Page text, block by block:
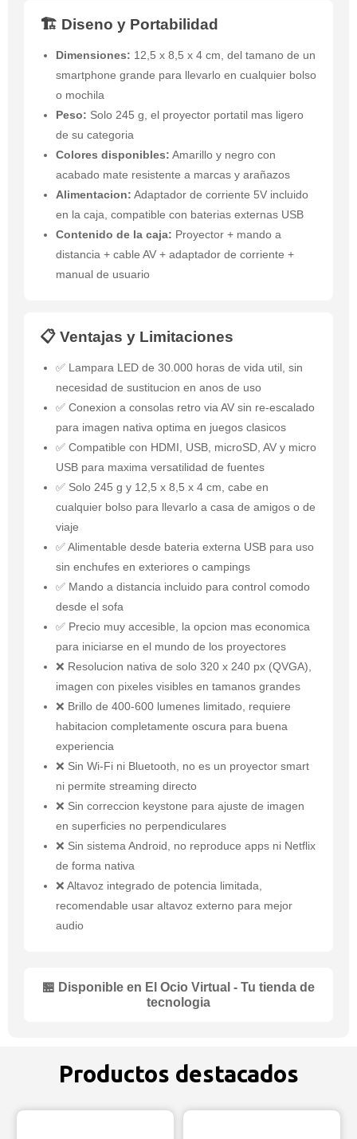
🏗️ Diseno y Portabilidad
Dimensiones: 12,5 x 8,5 x 4 cm, del tamano de un
smartphone grande para llevarlo en cualquier bolso
o mochila
Peso: Solo 245 g, el proyector portatil mas ligero
de su categoria
Colores disponibles: Amarillo y negro con
acabado mate resistente a marcas y arañazos
Alimentacion: Adaptador de corriente 5V incluido
en la caja, compatible con baterias externas USB
Contenido de la caja: Proyector + mando a
distancia + cable AV + adaptador de corriente +
manual de usuario
📋 Ventajas y Limitaciones
✅ Lampara LED de 30.000 horas de vida util, sin
necesidad de sustitucion en anos de uso
✅ Conexion a consolas retro via AV sin re-escalado
para imagen nativa optima en juegos clasicos
✅ Compatible con HDMI, USB, microSD, AV y micro
USB para maxima versatilidad de fuentes
✅ Solo 245 g y 12,5 x 8,5 x 4 cm, cabe en
cualquier bolso para llevarlo a casa de amigos o de
viaje
✅ Alimentable desde bateria externa USB para uso
sin enchufes en exteriores o campings
✅ Mando a distancia incluido para control comodo
desde el sofa
✅ Precio muy accesible, la opcion mas economica
para iniciarse en el mundo de los proyectores
❌ Resolucion nativa de solo 320 x 240 px (QVGA),
imagen con pixeles visibles en tamanos grandes
❌ Brillo de 400-600 lumenes limitado, requiere
habitacion completamente oscura para buena
experiencia
❌ Sin Wi-Fi ni Bluetooth, no es un proyector smart
ni permite streaming directo
❌ Sin correccion keystone para ajuste de imagen
en superficies no perpendiculares
❌ Sin sistema Android, no reproduce apps ni Netflix
de forma nativa
❌ Altavoz integrado de potencia limitada,
recomendable usar altavoz externo para mejor
audio
🏪 Disponible en El Ocio Virtual - Tu tienda de
tecnologia
Productos destacados